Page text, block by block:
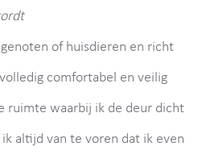
of huisdieren en richt
comfortabel en veilig
ruimte waarbij ik de deur dicht
altijd van te voren dat ik even